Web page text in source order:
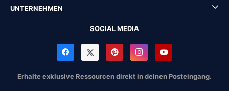
UNTERNEHMEN
SOCIAL MEDIA
Erhalte exklusive Ressourcen direkt in deinen Posteingang.